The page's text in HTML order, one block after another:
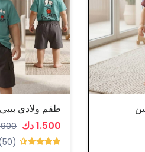
طقم ولادي
1.500 دك
2.900
(50)